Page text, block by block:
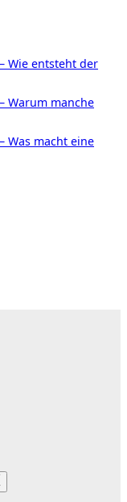
– Wie entsteht der
– Warum manche
Was macht eine